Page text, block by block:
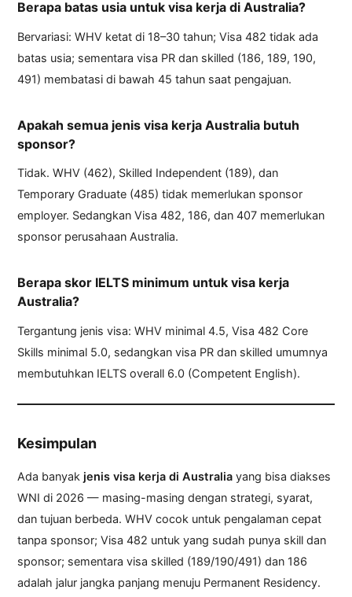
Berapa batas usia untuk visa kerja di Australia?
Bervariasi: WHV ketat di 18–30 tahun; Visa 482 tidak ada
batas usia; sementara visa PR dan skilled (186, 189, 190,
491) membatasi di bawah 45 tahun saat pengajuan.
Apakah semua jenis visa kerja Australia butuh
sponsor?
Tidak. WHV (462), Skilled Independent (189), dan
Temporary Graduate (485) tidak memerlukan sponsor
employer. Sedangkan Visa 482, 186, dan 407 memerlukan
sponsor perusahaan Australia.
Berapa skor IELTS minimum untuk visa kerja
Australia?
Tergantung jenis visa: WHV minimal 4.5, Visa 482 Core
Skills minimal 5.0, sedangkan visa PR dan skilled umumnya
membutuhkan IELTS overall 6.0 (Competent English).
Kesimpulan
Ada banyak jenis visa kerja di Australia yang bisa diakses
WNI di 2026 — masing-masing dengan strategi, syarat,
dan tujuan berbeda. WHV cocok untuk pengalaman cepat
tanpa sponsor; Visa 482 untuk yang sudah punya skill dan
sponsor; sementara visa skilled (189/190/491) dan 186
adalah jalur jangka panjang menuju Permanent Residency.